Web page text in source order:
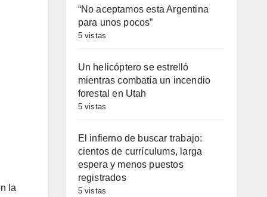
la
“No aceptamos esta Argentina
para unos pocos”
5 vistas
Un helicóptero se estrelló
mientras combatía un incendio
forestal en Utah
5 vistas
El infierno de buscar trabajo:
cientos de currículums, larga
espera y menos puestos
registrados
5 vistas